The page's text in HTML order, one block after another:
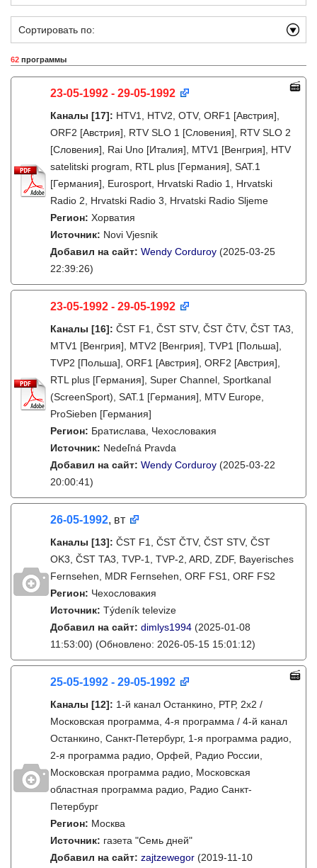
Сортировать по:
62 программы
23-05-1992 - 29-05-1992
Каналы [17]: HTV1, HTV2, OTV, ORF1 [Австрия],
ORF2 [Австрия], RTV SLO 1 [Словения], RTV SLO 2
[Словения], Rai Uno [Италия], MTV1 [Венгрия], HTV
satelitski program, RTL plus [Германия], SAT.1
[Германия], Eurosport, Hrvatski Radio 1, Hrvatski
Radio 2, Hrvatski Radio 3, Hrvatski Radio Sljeme
Регион: Хорватия
Источник: Novi Vjesnik
Добавил на сайт: Wendy Corduroy (2025-03-25
22:39:26)
23-05-1992 - 29-05-1992
Каналы [16]: ČST F1, ČST STV, ČST ČTV, ČST TA3,
MTV1 [Венгрия], MTV2 [Венгрия], TVP1 [Польша],
TVP2 [Польша], ORF1 [Австрия], ORF2 [Австрия],
RTL plus [Германия], Super Channel, Sportkanal
(ScreenSport), SAT.1 [Германия], MTV Europe,
ProSieben [Германия]
Регион: Братислава, Чехословакия
Источник: Nedeľná Pravda
Добавил на сайт: Wendy Corduroy (2025-03-22
20:00:41)
26-05-1992, вт
Каналы [13]: ČST F1, ČST ČTV, ČST STV, ČST
OK3, ČST TA3, TVP-1, TVP-2, ARD, ZDF, Bayerisches
Fernsehen, MDR Fernsehen, ORF FS1, ORF FS2
Регион: Чехословакия
Источник: Týdeník televize
Добавил на сайт: dimlys1994 (2025-01-08
11:53:00) (Обновлено: 2026-05-15 15:01:12)
25-05-1992 - 29-05-1992
Каналы [12]: 1-й канал Останкино, РТР, 2х2 /
Московская программа, 4-я программа / 4-й канал
Останкино, Санкт-Петербург, 1-я программа радио,
2-я программа радио, Орфей, Радио России,
Московская программа радио, Московская
областная программа радио, Радио Санкт-
Петербург
Регион: Москва
Источник: газета "Семь дней"
Добавил на сайт: zajtzewegor (2019-11-10